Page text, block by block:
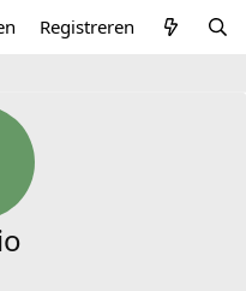
Registreren